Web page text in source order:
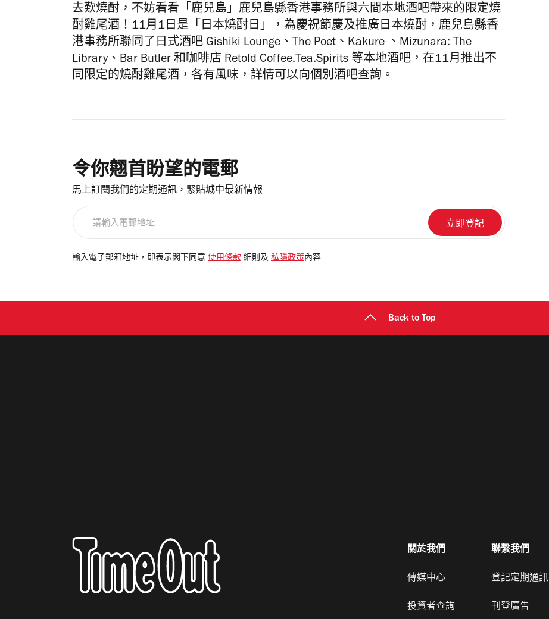
去歎燒酎，不妨看看「鹿兒島」鹿兒島縣香港事務所與六間本地酒吧帶來的限定燒
酎雞尾酒！11月1日是「日本燒酎日」，為慶祝節慶及推廣日本燒酎，鹿兒島縣香
港事務所聯同了日式酒吧 Gishiki Lounge、The Poet、Kakure 、Mizunara: The
Library、Bar Butler 和咖啡店 Retold Coffee.Tea.Spirits 等本地酒吧，在11月推出不
同限定的燒酎雞尾酒，各有風味，詳情可以向個別酒吧查詢。
令你翹首盼望的電郵
馬上訂閱我們的定期通訊，緊貼城中最新情報
電
輸入電子郵箱地址，即表示閣下同意 使用條款 細則及 私隱政策 內容
Back to Top
關於我們
傳媒中心
投資者查詢
聯繫我們
登記定期通訊
刊登廣告